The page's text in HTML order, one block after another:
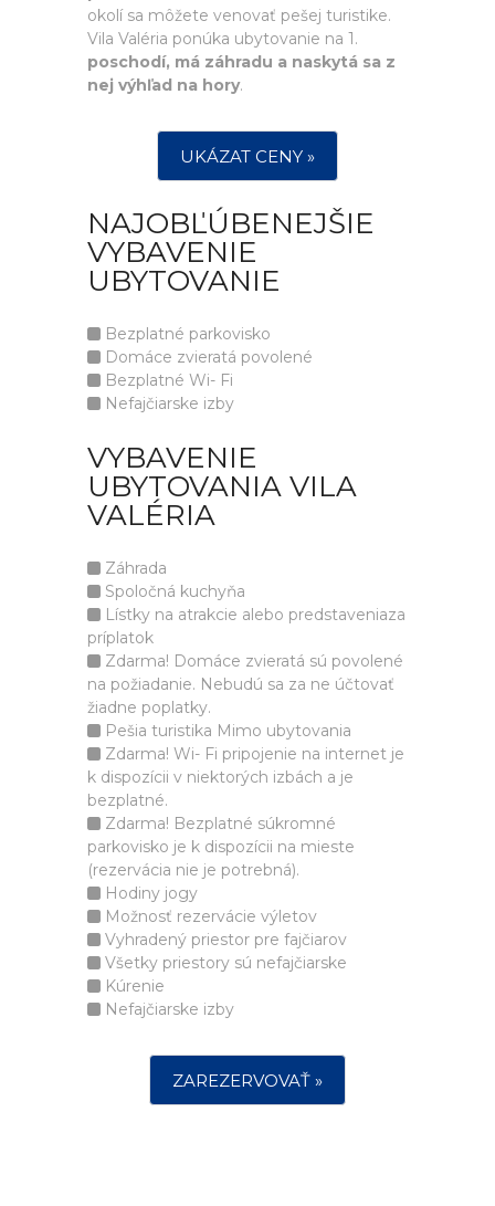
okolí sa môžete venovať pešej turistike.
Vila Valéria ponúka ubytovanie na 1.
poschodí, má záhradu a naskytá sa z
nej výhľad na hory.
UKÁZAT CENY »
NAJOBĽÚBENEJŠIE
VYBAVENIE
UBYTOVANIE
Bezplatné parkovisko
Domáce zvieratá povolené
Bezplatné Wi- Fi
Nefajčiarske izby
VYBAVENIE
UBYTOVANIA VILA
VALÉRIA
Záhrada
Spoločná kuchyňa
Lístky na atrakcie alebo predstaveniaza
príplatok
Zdarma! Domáce zvieratá sú povolené
na požiadanie. Nebudú sa za ne účtovať
žiadne poplatky.
Pešia turistika Mimo ubytovania
Zdarma! Wi- Fi pripojenie na internet je
k dispozícii v niektorých izbách a je
bezplatné.
Zdarma! Bezplatné súkromné
parkovisko je k dispozícii na mieste
(rezervácia nie je potrebná).
Hodiny jogy
Možnosť rezervácie výletov
Vyhradený priestor pre fajčiarov
Všetky priestory sú nefajčiarske
Kúrenie
Nefajčiarske izby
ZAREZERVOVAŤ »